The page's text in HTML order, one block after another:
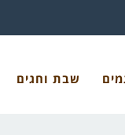
שבת וחגים